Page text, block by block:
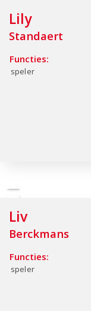
Lily
Standaert
Functies:
speler
Liv
Berckmans
Functies:
speler